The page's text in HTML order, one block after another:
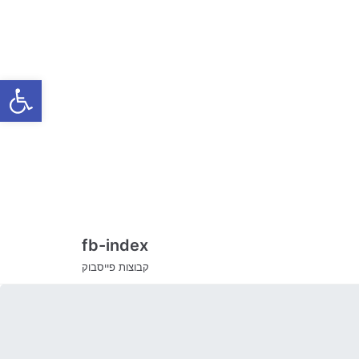
Open toolbar
fb-index
קבוצות פייסבוק